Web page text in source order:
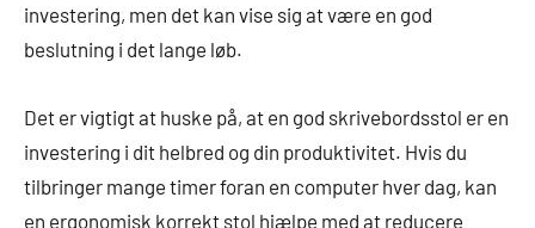
investering, men det kan vise sig at være en god
beslutning i det lange løb.
Det er vigtigt at huske på, at en god skrivebordsstol er en
investering i dit helbred og din produktivitet. Hvis du
tilbringer mange timer foran en computer hver dag, kan
en ergonomisk korrekt stol hjælpe med at reducere